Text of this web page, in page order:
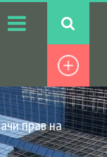
прав на